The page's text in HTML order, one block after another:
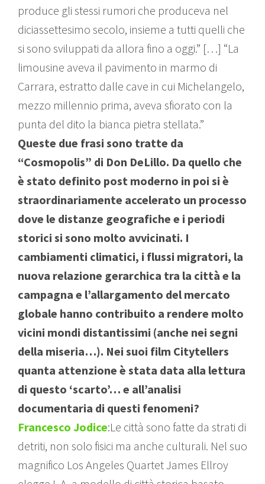
produce gli stessi rumori che produceva nel
diciassettesimo secolo, insieme a tutti quelli che
si sono sviluppati da allora fino a oggi.” […] “La
limousine aveva il pavimento in marmo di
Carrara, estratto dalle cave in cui Michelangelo,
mezzo millennio prima, aveva sfiorato con la
punta del dito la bianca pietra stellata.”
Queste due frasi sono tratte da
“Cosmopolis” di Don DeLillo. Da quello che
è stato definito post moderno in poi si è
straordinariamente accelerato un processo
dove le distanze geografiche e i periodi
storici si sono molto avvicinati. I
cambiamenti climatici, i flussi migratori, la
nuova relazione gerarchica tra la città e la
campagna e l’allargamento del mercato
globale hanno contribuito a rendere molto
vicini mondi distantissimi (anche nei segni
della miseria…). Nei suoi film Citytellers
quanta attenzione è stata data alla lettura
di questo ‘scarto’… e all’analisi
documentaria di questi fenomeni?
Francesco Jodice:Le città sono fatte da strati di
detriti, non solo fisici ma anche culturali. Nel suo
magnifico Los Angeles Quartet James Ellroy